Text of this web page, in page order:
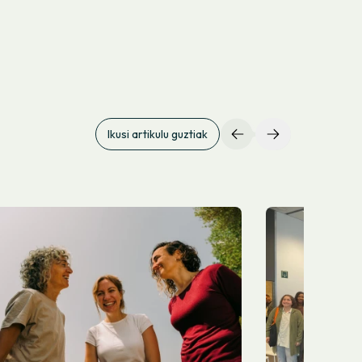
Ikusi artikulu guztiak